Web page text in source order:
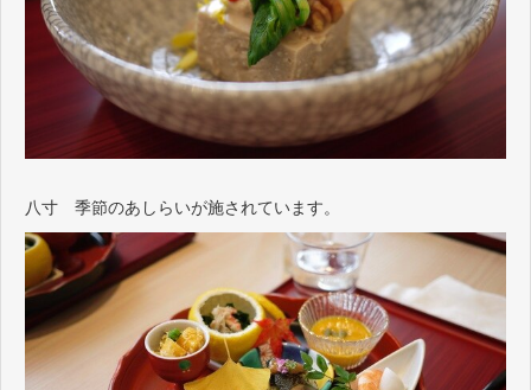
八寸 季節のあしらいが施されています。